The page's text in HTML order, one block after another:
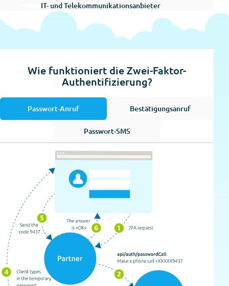
IT- und Telekommunikationsanbieter
Wie funktioniert die Zwei-Faktor-
Authentifizierung?
Passwort-Anruf Bestätigungsanruf
Passwort-SMS